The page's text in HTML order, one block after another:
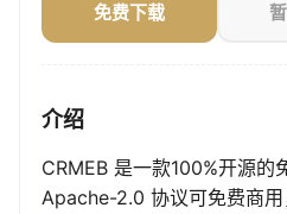
免费下载
介绍
CRMEB 是一款100%开源的
Apache-2.0 协议可免费商